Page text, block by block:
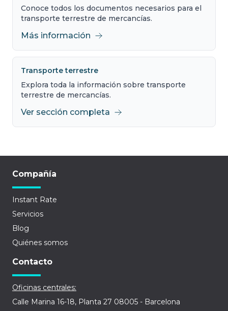
Conoce todos los documentos necesarios para el
transporte terrestre de mercancías.
Más información
Transporte terrestre
Explora toda la información sobre transporte
terrestre de mercancías.
Ver sección completa
Compañía
Instant Rate
Servicios
Blog
Quiénes somos
Contacto
Oficinas centrales:
Calle Marina 16-18, Planta 27 08005 - Barcelona